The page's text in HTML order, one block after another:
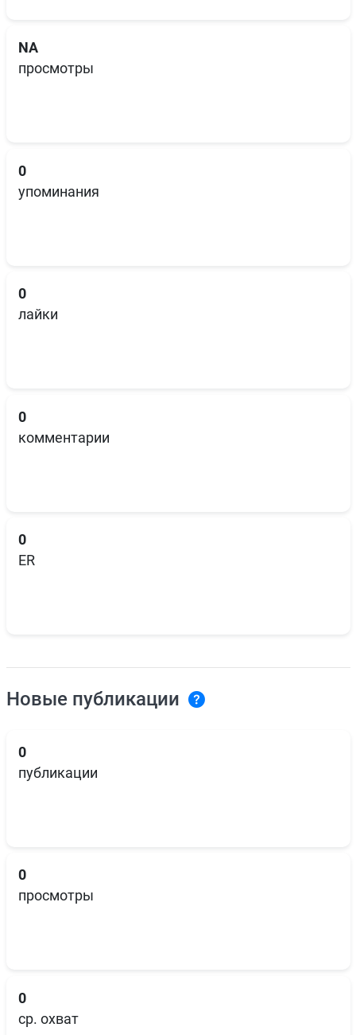
NA
просмотры
0
упоминания
0
лайки
0
комментарии
0
ER
Новые публикации
0
публикации
0
просмотры
0
ср. охват